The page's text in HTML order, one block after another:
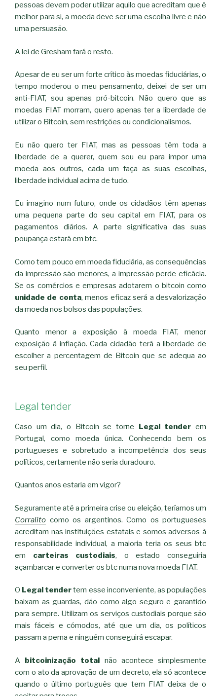
pessoas devem poder utilizar aquilo que acreditam que é
melhor para si, a moeda deve ser uma escolha livre e não
uma persuasão.
A lei de Gresham fará o resto.
Apesar de eu ser um forte crítico às moedas fiduciárias, o
tempo moderou o meu pensamento, deixei de ser um
anti-FIAT, sou apenas pró-bitcoin. Não quero que as
moedas FIAT morram, quero apenas ter a liberdade de
utilizar o Bitcoin, sem restrições ou condicionalismos.
Eu não quero ter FIAT, mas as pessoas têm toda a
liberdade de a querer, quem sou eu para impor uma
moeda aos outros, cada um faça as suas escolhas,
liberdade individual acima de tudo.
Eu imagino num futuro, onde os cidadãos têm apenas
uma pequena parte do seu capital em FIAT, para os
pagamentos diários. A parte significativa das suas
poupança estará em btc.
Como tem pouco em moeda fiduciária, as consequências
da impressão são menores, a impressão perde eficácia.
Se os comércios e empresas adotarem o bitcoin como
unidade de conta, menos eficaz será a desvalorização
da moeda nos bolsos das populações.
Quanto menor a exposição à moeda FIAT, menor
exposição à inflação. Cada cidadão terá a liberdade de
escolher a percentagem de Bitcoin que se adequa ao
seu perfil.
Legal tender
Caso um dia, o Bitcoin se torne Legal tender em
Portugal, como moeda única. Conhecendo bem os
portugueses e sobretudo a incompetência dos seus
políticos, certamente não seria duradouro.
Quantos anos estaria em vigor?
Seguramente até a primeira crise ou eleição, teríamos um
Corralito como os argentinos. Como os portugueses
acreditam nas instituições estatais e somos adversos à
responsabilidade individual, a maioria teria os seus btc
em carteiras custodiais, o estado conseguiria
açambarcar e converter os btc numa nova moeda FIAT.
O Legal tendertem esse inconveniente, as populações
baixam as guardas, dão como algo seguro e garantido
para sempre. Utilizam os serviços custodiais porque são
mais fáceis e cómodos, até que um dia, os políticos
passam a perna e ninguém conseguirá escapar.
A bitcoinização total não acontece simplesmente
com o ato da aprovação de um decreto, ela só acontece
quando o último português que tem FIAT deixa de o